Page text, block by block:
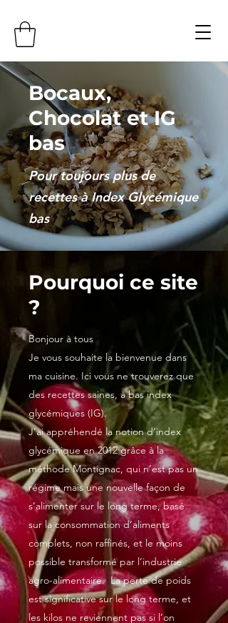
Bocaux,
Chocolat et IG
bas
Pour toujours plus de
recettes à Index Glycémique
bas
Pourquoi ce site
?
Bonjour à tous
Je vous souhaite la bienvenue dans
ma cuisine. Ici vous ne trouverez que
des recettes saines, à bas index
glycémiques (IG).
J’ai appréhendé la notion d’index
glycémique en 2012 grâce à la
méthode Montignac, qui n’est pas un
régime mais une nouvelle façon de
s’alimenter sur le long terme, basé
sur la consommation d’aliments
complets, non raffinés, et le moins
possible transformé par l’industrie
agro-alimentaire. La perte de poids
est significative sur le long terme, et
les kilos ne reviennent pas si l’on